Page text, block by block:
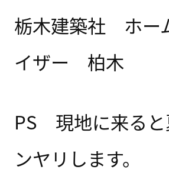
栃木建築社 ホー
イザー 柏木
PS 現地に来ると
ンヤリします。